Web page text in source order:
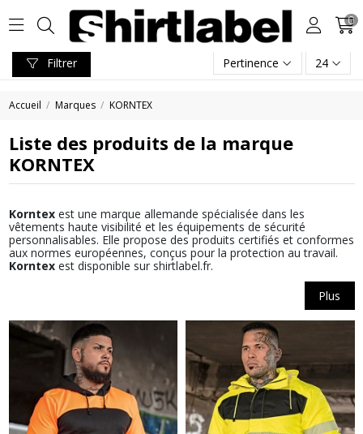
0
Accueil Marques KORNTEX
Liste des produits de la marque
KORNTEX
Korntexest une marque allemande spécialisée dans les
vêtements haute visibilité et les équipements de sécurité
personnalisables. Elle propose des produits certifiés et conformes
aux normes européennes, conçus pour la protection au travail.
Korntexest disponible sur shirtlabel.fr.
Plus
Filtrer Pertinence 24